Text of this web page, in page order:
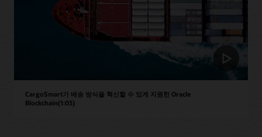
CargoSmart가 배송 방식을 혁신할 수 있게 지원한 Oracle
Blockchain(1:03)